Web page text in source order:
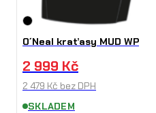
O´Neal kraťasy MUD WP
2 999 Kč
2 479 Kč bez DPH
SKLADEM